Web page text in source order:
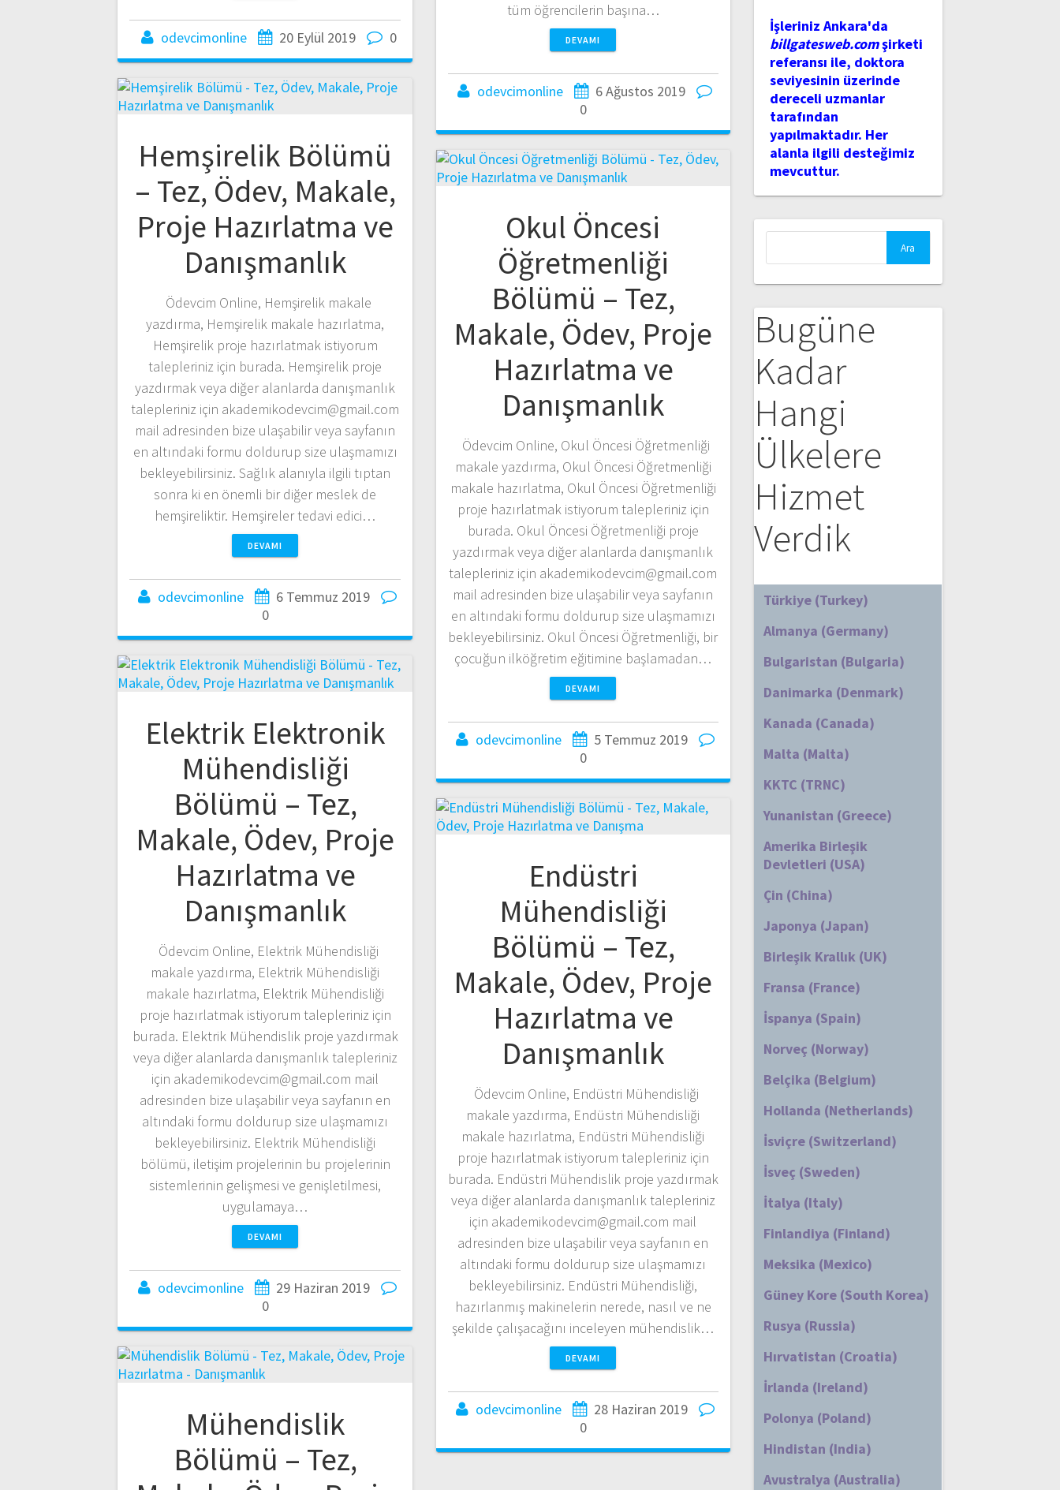
odevcimonline 20 Eylül 2019 0
tüm öğrencilerin başına…
DEVAMI
odevcimonline
6 Ağustos 2019
0
Hemşirelik Bölümü
– Tez, Ödev, Makale,
Proje Hazırlatma ve
Danışmanlık
Ödevcim Online, Hemşirelik makale
yazdırma, Hemşirelik makale hazırlatma,
Hemşirelik proje hazırlatmak istiyorum
talepleriniz için burada. Hemşirelik proje
yazdırmak veya diğer alanlarda danışmanlık
talepleriniz için akademikodevcim@gmail.com
mail adresinden bize ulaşabilir veya sayfanın
en altındaki formu doldurup size ulaşmamızı
bekleyebilirsiniz. Sağlık alanıyla ilgili tıptan
sonra ki en önemli bir diğer meslek de
hemşireliktir. Hemşireler tedavi edici…
DEVAMI
odevcimonline
6 Temmuz 2019
0
Okul Öncesi
Öğretmenliği
Bölümü – Tez,
Makale, Ödev, Proje
Hazırlatma ve
Danışmanlık
Ödevcim Online, Okul Öncesi Öğretmenliği
makale yazdırma, Okul Öncesi Öğretmenliği
makale hazırlatma, Okul Öncesi Öğretmenliği
proje hazırlatmak istiyorum talepleriniz için
burada. Okul Öncesi Öğretmenliği proje
yazdırmak veya diğer alanlarda danışmanlık
talepleriniz için akademikodevcim@gmail.com
mail adresinden bize ulaşabilir veya sayfanın
en altındaki formu doldurup size ulaşmamızı
bekleyebilirsiniz. Okul Öncesi Öğretmenliği, bir
çocuğun ilköğretim eğitimine başlamadan…
DEVAMI
odevcimonline
5 Temmuz 2019
0
Elektrik Elektronik
Mühendisliği
Bölümü – Tez,
Makale, Ödev, Proje
Hazırlatma ve
Danışmanlık
Ödevcim Online, Elektrik Mühendisliği
makale yazdırma, Elektrik Mühendisliği
makale hazırlatma, Elektrik Mühendisliği
proje hazırlatmak istiyorum talepleriniz için
burada. Elektrik Mühendislik proje yazdırmak
veya diğer alanlarda danışmanlık talepleriniz
için akademikodevcim@gmail.com mail
adresinden bize ulaşabilir veya sayfanın en
altındaki formu doldurup size ulaşmamızı
bekleyebilirsiniz. Elektrik Mühendisliği
bölümü, iletişim projelerinin bu projelerinin
sistemlerinin gelişmesi ve genişletilmesi,
uygulamaya…
DEVAMI
odevcimonline
29 Haziran 2019
0
Endüstri
Mühendisliği
Bölümü – Tez,
Makale, Ödev, Proje
Hazırlatma ve
Danışmanlık
Ödevcim Online, Endüstri Mühendisliği
makale yazdırma, Endüstri Mühendisliği
makale hazırlatma, Endüstri Mühendisliği
proje hazırlatmak istiyorum talepleriniz için
burada. Endüstri Mühendislik proje yazdırmak
veya diğer alanlarda danışmanlık talepleriniz
için akademikodevcim@gmail.com mail
adresinden bize ulaşabilir veya sayfanın en
altındaki formu doldurup size ulaşmamızı
bekleyebilirsiniz. Endüstri Mühendisliği,
hazırlanmış makinelerin nerede, nasıl ve ne
şekilde çalışacağını inceleyen mühendislik…
DEVAMI
odevcimonline
28 Haziran 2019
0
Mühendislik
Bölümü – Tez,
İşleriniz Ankara'da
billgatesweb.comşirketi
referansı ile, doktora
seviyesinin üzerinde
dereceli uzmanlar
tarafından
yapılmaktadır. Her
alanla ilgili desteğimiz
mevcuttur.
Bugüne
Kadar
Hangi
Ülkelere
Hizmet
Verdik
Türkiye (Turkey)
Almanya (Germany)
Bulgaristan (Bulgaria)
Danimarka (Denmark)
Kanada (Canada)
Malta (Malta)
KKTC (TRNC)
Yunanistan (Greece)
Amerika Birleşik
Devletleri (USA)
Çin (China)
Japonya (Japan)
Birleşik Krallık (UK)
Fransa (France)
İspanya (Spain)
Norveç (Norway)
Belçika (Belgium)
Hollanda (Netherlands)
İsviçre (Switzerland)
İsveç (Sweden)
İtalya (Italy)
Finlandiya (Finland)
Meksika (Mexico)
Güney Kore (South Korea)
Rusya (Russia)
Hırvatistan (Croatia)
İrlanda (Ireland)
Polonya (Poland)
Hindistan (India)
Avustralya (Australia)